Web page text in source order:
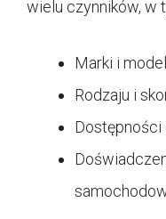
wielu czynników, w
Marki i
Rodzaju i
Dostępności